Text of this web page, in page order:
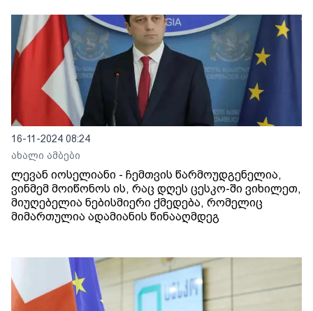
16-11-2024 08:24
ახალი ამბები
ლევან იოსელიანი - ჩემთვის წარმოუდგენელია,
ვინმემ მოიწონოს ის, რაც დღეს ცესკო-ში ვიხილეთ,
მიუღებელია ნებისმიერი ქმედება, რომელიც
მიმართულია ადამიანის წინააღმდეგ